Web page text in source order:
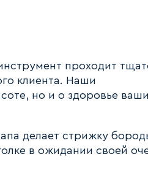
проходит
клиента. Наши
но и о здоровье
делает стрижку
в ожидании своей